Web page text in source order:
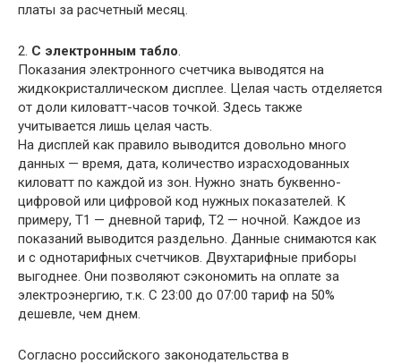
платы за расчетный месяц.
2. С электронным табло.
Показания электронного счетчика выводятся на
жидкокристаллическом дисплее. Целая часть отделяется
от доли киловатт-часов точкой. Здесь также
учитывается лишь целая часть.
На дисплей как правило выводится довольно много
данных — время, дата, количество израсходованных
киловатт по каждой из зон. Нужно знать буквенно-
цифровой или цифровой код нужных показателей. К
примеру, Т1 — дневной тариф, Т2 — ночной. Каждое из
показаний выводится раздельно. Данные снимаются как
и с однотарифных счетчиков. Двухтарифные приборы
выгоднее. Они позволяют сэкономить на оплате за
электроэнергию, т.к. С 23:00 до 07:00 тариф на 50%
дешевле, чем днем.
Согласно российского законодательства в